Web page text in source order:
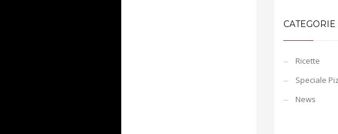
CATEGORIE
Ricette
Speciale
News